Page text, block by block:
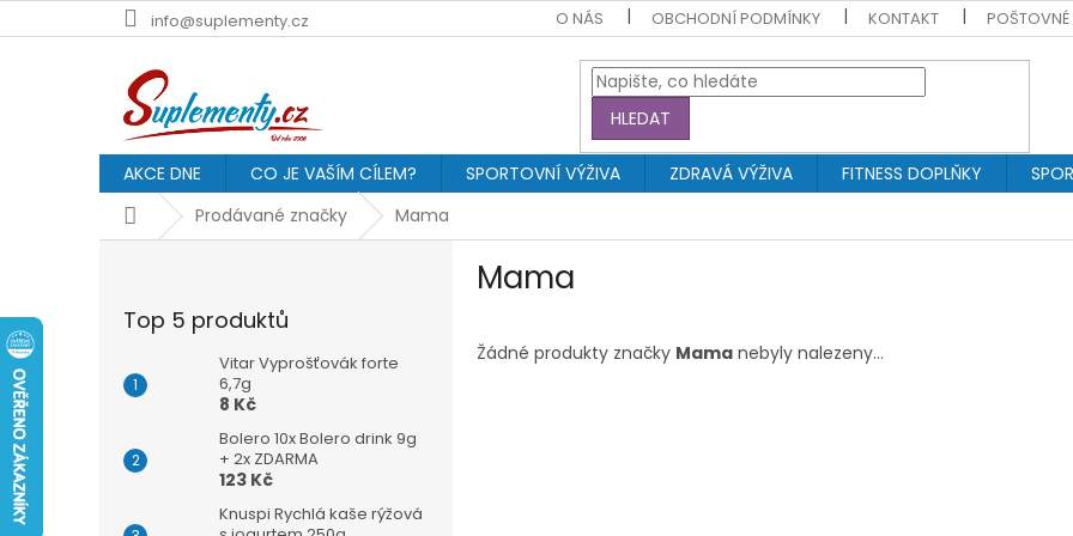
na
info@suplementy.cz O NÁS OBCHODNÍ PODMÍNKY KONTAKT POŠTOVNÉ
HLEDAT
AKCE DNE CO JE VAŠÍM CÍLEM? SPORTOVNÍ VÝŽIVA ZDRAVÁ VÝŽIVA FITNESS DOPLŇKY
DomůProdávané značky Mama
Top 5 produktů
Vitar Vyprošťovák forte
6,7g
8 Kč
Bolero 10x Bolero drink 9g
+ 2x ZDARMA
123 Kč
Knuspi Rychlá kaše rýžová
Mama
Žádné produkty značky Mama nebyly nalezeny...